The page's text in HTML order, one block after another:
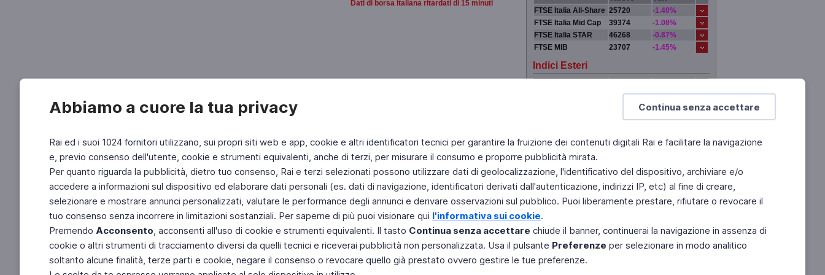
Continua senza accettare
Abbiamo a cuore la tua privacy
Rai ed i suoi 1024 fornitori utilizzano, sui propri siti web e app, cookie e altri identificatori tecnici per garantire la fruizione dei contenuti digitali Rai e facilitare la navigazione
e, previo consenso dell'utente, cookie e strumenti equivalenti, anche di terzi, per misurare il consumo e proporre pubblicità mirata.
Per quanto riguarda la pubblicità, dietro tuo consenso, Rai e terzi selezionati possono utilizzare dati di geolocalizzazione, l'identificativo del dispositivo, archiviare e/o
accedere a informazioni sul dispositivo ed elaborare dati personali (es. dati di navigazione, identificatori derivati dall'autenticazione, indirizzi IP, etc) al fine di creare,
selezionare e mostrare annunci personalizzati, valutare le performance degli annunci e derivare osservazioni sul pubblico. Puoi liberamente prestare, rifiutare o revocare il
tuo consenso senza incorrere in limitazioni sostanziali. Per saperne di più puoi visionare qui l'informativa sui cookie.
Premendo Acconsento, acconsenti all'uso di cookie e strumenti equivalenti. Il tasto Continua senza accettare chiude il banner, continuerai la navigazione in assenza di
cookie o altri strumenti di tracciamento diversi da quelli tecnici e riceverai pubblicità non personalizzata. Usa il pulsante Preferenze per selezionare in modo analitico
soltanto alcune finalità, terze parti e cookie, negare il consenso o revocare quello già prestato ovvero gestire le tue preferenze.
Dati di borsa italiana ritardati di 15 minuti
FTSE Italia All-Share 25720
-1.40%
FTSE Italia Mid Cap
39374
-1.08%
FTSE Italia STAR
46268
-0.87%
FTSE MIB
23707 -1.45%
Indici Esteri
0.00%
0.00%
0.00%
Fai di Televideo la tua Home Page Chi Siamo Scrivici
Copyright © 2011 Rai - Tutti i diritti riservati
Engineered by RAI - Reti e Piattaforme